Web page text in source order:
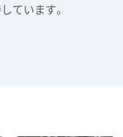
ています。